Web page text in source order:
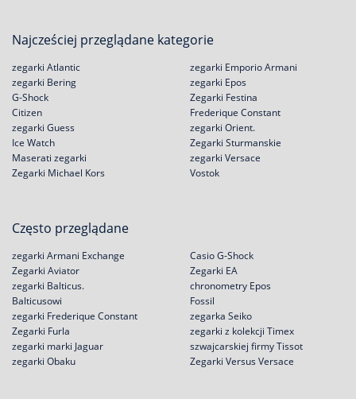
Najcześciej przeglądane kategorie
zegarki Atlantic
zegarki Bering
G-Shock
Citizen
zegarki Emporio Armani
zegarki Epos
Zegarki Festina
Frederique Constant
zegarki Guess
Ice Watch
Maserati zegarki
Zegarki Michael Kors
zegarki Orient.
Zegarki Sturmanskie
zegarki Versace
Vostok
Często przeglądane
zegarki Armani Exchange
Zegarki Aviator
zegarki Balticus.
Balticusowi
Casio G-Shock
Zegarki EA
chronometry Epos
Fossil
zegarki Frederique Constant
Zegarki Furla
zegarki marki Jaguar
zegarki Obaku
zegarka Seiko
zegarki z kolekcji Timex
szwajcarskiej firmy Tissot
Zegarki Versus Versace